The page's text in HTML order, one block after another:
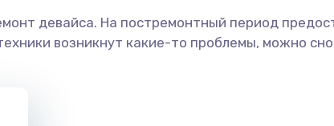
девайса. На постремонтный период
возникнут какие-то проблемы, можно